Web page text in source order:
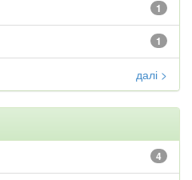
1
1
далі >
4